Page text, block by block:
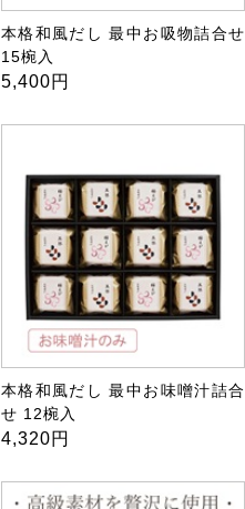
本格和風だし 最中お吸物詰合せ
15椀入
5,400円
本格和風だし 最中お味噌汁詰合
せ 12椀入
4,320円